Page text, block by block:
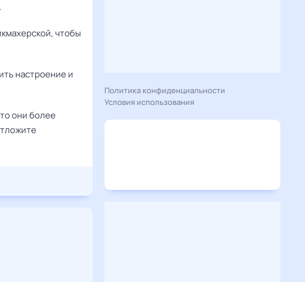
чтобы
настроение и
они более
Политика конфиденциальности
Условия использования